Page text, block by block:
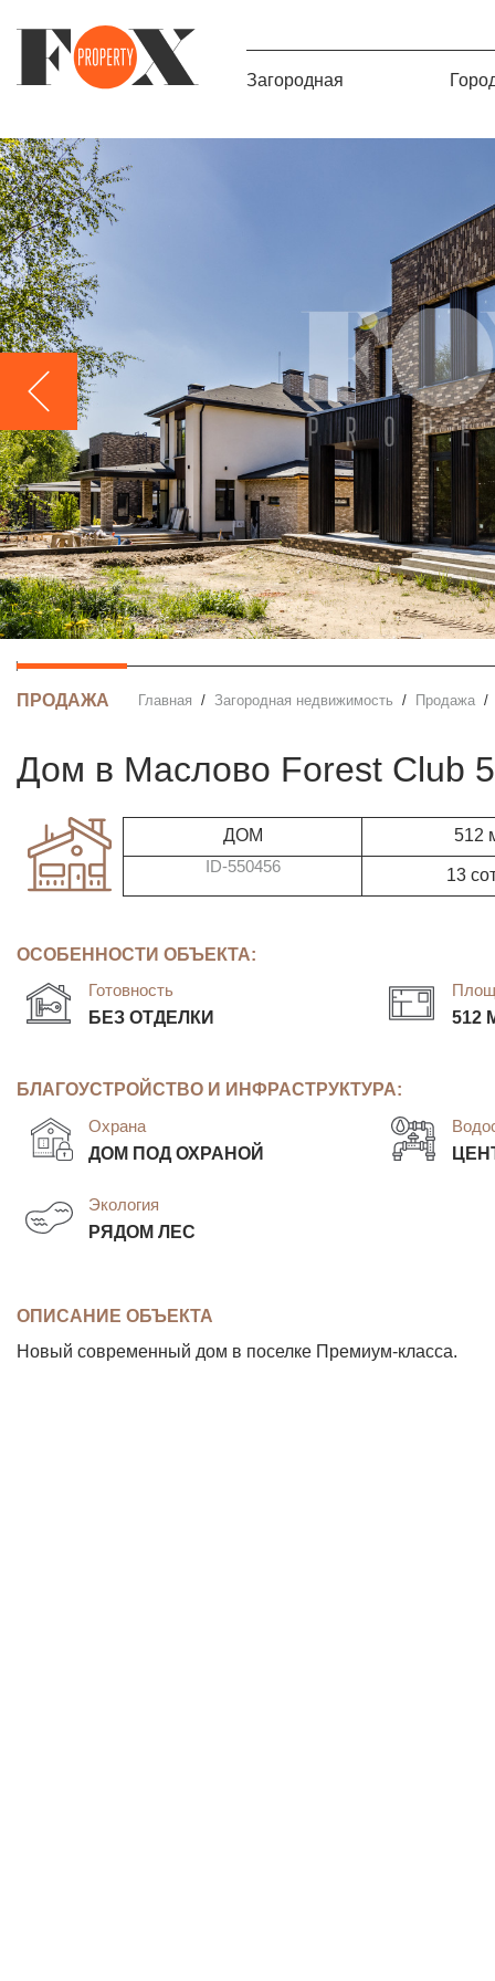
Загородная
ПРОДАЖА Главная Загородная недвижимость Продажа
дом в Маслово Forest Club
ДОМ 512
ID-550456 13
ОСОБЕННОСТИ ОБЪЕКТА:
Готовность
БЕЗ ОТДЕЛКИ 512
БЛАГОУСТРОЙСТВО И ИНФРАСТРУКТУРА:
Охрана
ДОМ ПОД ОХРАНОЙ
Экология
РЯДОМ ЛЕС
ОПИСАНИЕ ОБЪЕКТА
Новый современный дом в поселке Премиум-класса.